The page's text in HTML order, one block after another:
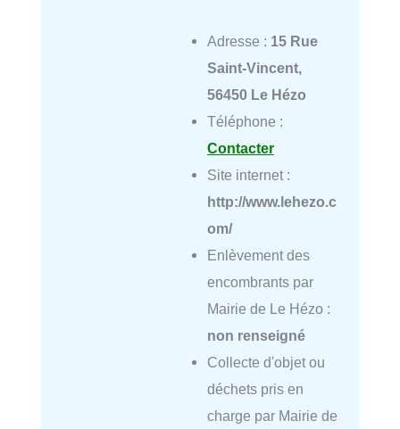
Adresse : 15 Rue
Saint-Vincent,
56450 Le Hézo
Téléphone :
Contacter
Site internet :
http://www.lehezo.c
om/
Enlèvement des
encombrants par
Mairie de Le Hézo :
non renseigné
Collecte d'objet ou
déchets pris en
charge par Mairie de